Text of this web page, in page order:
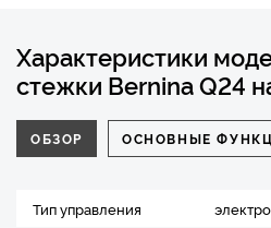
Характеристики
стежки Bernina Q24
ОБЗОР ОСНОВНЫЕ
Тип управления